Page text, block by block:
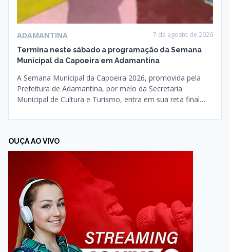
ADAMANTINA 7 de agosto de 2026
Termina neste sábado a programação da Semana
Municipal da Capoeira em Adamantina
A Semana Municipal da Capoeira 2026, promovida pela
Prefeitura de Adamantina, por meio da Secretaria
Municipal de Cultura e Turismo, entra em sua reta final…
OUÇA AO VIVO